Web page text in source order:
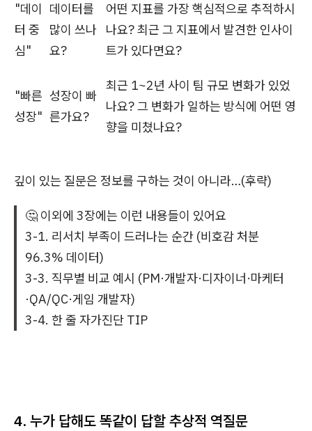
"데이
터 중
심"
데이터를
많이 쓰나
요?
어떤 지표를 가장 핵심적으로 추적하시
나요? 최근 그 지표에서 발견한 인사이
트가 있다면요?
"빠른
성장"
성장이 빠
른가요?
최근 1~2년 사이 팀 규모 변화가 있었
나요? 그 변화가 일하는 방식에 어떤 영
향을 미쳤나요?
깊이 있는 질문은 정보를 구하는 것이 아니라…(후략)
🤔 이외에 3장에는 이런 내용들이 있어요
3-1. 리서치 부족이 드러나는 순간 (비호감 처분
96.3% 데이터)
3-3. 직무별 비교 예시 (PM·개발자·디자이너·마케터
·QA/QC·게임 개발자)
3-4. 한 줄 자가진단 TIP
4. 누가 답해도 똑같이 답할 추상적 역질문